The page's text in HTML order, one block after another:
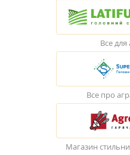
Все
Все про
Магазин